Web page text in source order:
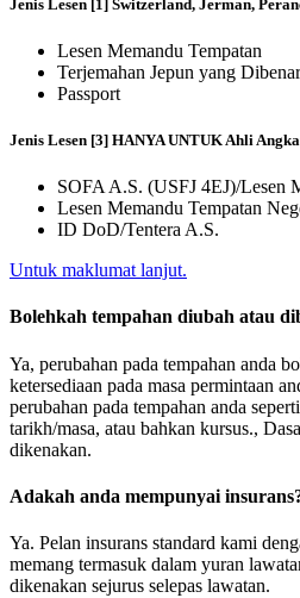
Jenis Lesen [1] Switzerland, Jerman,
Lesen Memandu Tempatan
Terjemahan Jepun yang
Passport
Jenis Lesen [3] HANYA UNTUK Ahli
SOFA A.S. (USFJ 4EJ)/Lesen
Lesen Memandu Tempatan
ID DoD/Tentera A.S.
Untuk maklumat lanjut.
Bolehkah tempahan diubah atau
Ya, perubahan pada tempahan anda
ketersediaan pada masa permintaan
perubahan pada tempahan anda
tarikh/masa, atau bahkan kursus.,
dikenakan.
Adakah anda mempunyai
Ya. Pelan insurans standard kami
memang termasuk dalam yuran
dikenakan sejurus selepas lawatan.